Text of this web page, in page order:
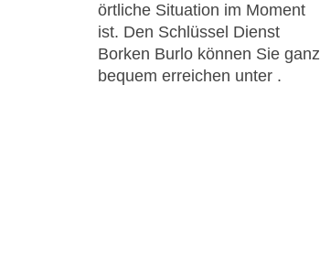
örtliche Situation im Moment
ist. Den Schlüssel Dienst
Borken Burlo können Sie ganz
bequem erreichen unter .